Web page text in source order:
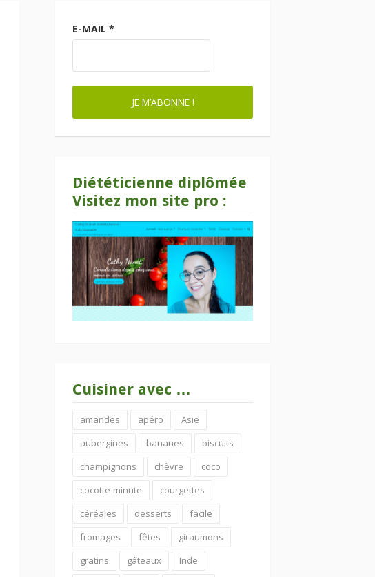
E-MAIL *
Diététicienne diplômée
Visitez mon site pro :
Cuisiner avec …
amandes apéro
Asie
aubergines
bananes
biscuits
champignons
chèvre
coco
cocotte-minute
courgettes
céréales
desserts
facile
fromages
fêtes
giraumons
gratins
gâteaux
Inde